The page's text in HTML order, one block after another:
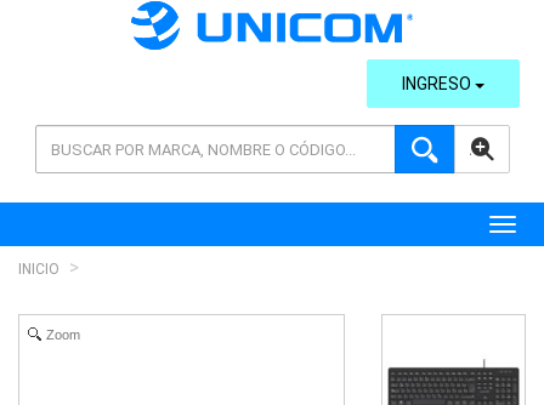
AVANZADA
INGRESO
INICIO
Zoom